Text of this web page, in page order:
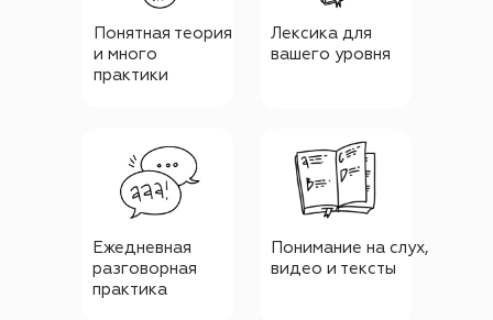
Понятная теория
и много
практики
Лексика для
вашего уровня
Ежедневная
разговорная
практика
Понимание на слух,
видео и тексты